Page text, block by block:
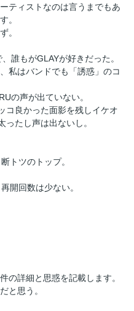
ティストなのは言うまでもあ
。
。
もがGLAYが好きだった。
私はバンドでも「誘惑」のコ
の声が出ていない。
コ良かった面影を残しイケオ
たし声は出ないし。
トツのトップ。
開回数は少ない。
の詳細と思惑を記載します。
と思う。